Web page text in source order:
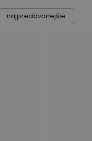
najpredávanejšie